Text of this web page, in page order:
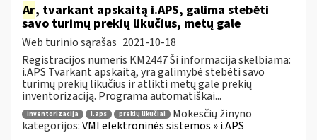
Ar, tvarkant apskaitą i.APS, galima stebėti
savo turimų prekių likučius, metų gale
Web turinio sąrašas 2021-10-18
Registracijos numeris KM2447 Ši informacija skelbiama:
i.APS Tvarkant apskaitą, yra galimybė stebėti savo
turimų prekių likučius ir atlikti metų gale prekių
inventorizaciją. Programa automatiškai...
inventorizacija i.aps prekių likučiai
Mokesčių žinyno
kategorijos:VMI elektroninės sistemos » i.APS